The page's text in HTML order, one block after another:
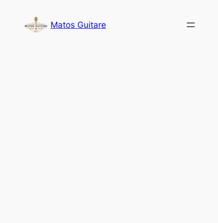
contenu
Matos Guitare